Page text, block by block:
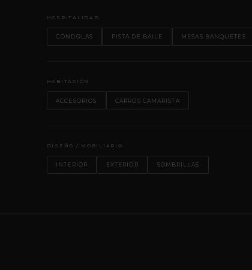
HOSPITALIDAD
GÓNDOLAS PISTA DE BAILE MESAS BANQUETES
HABITACIÓN
ACCESORIOS CARROS CAMARISTA
DISEÑO / MOBILIARIO
INTERIOR EXTERIOR SOMBRILLAS